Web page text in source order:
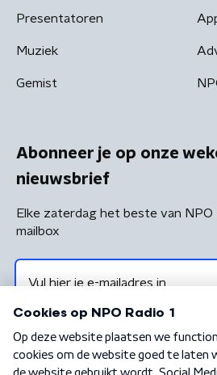
Presentatoren
Muziek
Gemist
Abonneer je op onze
nieuwsbrief
Elke zaterdag het beste van NPO
mailbox